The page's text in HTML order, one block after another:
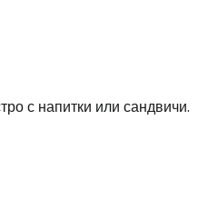
с напитки или сандвичи.